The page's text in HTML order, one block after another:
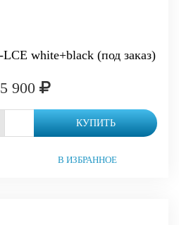
white+black (под заказ)
900
КУПИТЬ
В ИЗБРАННОЕ